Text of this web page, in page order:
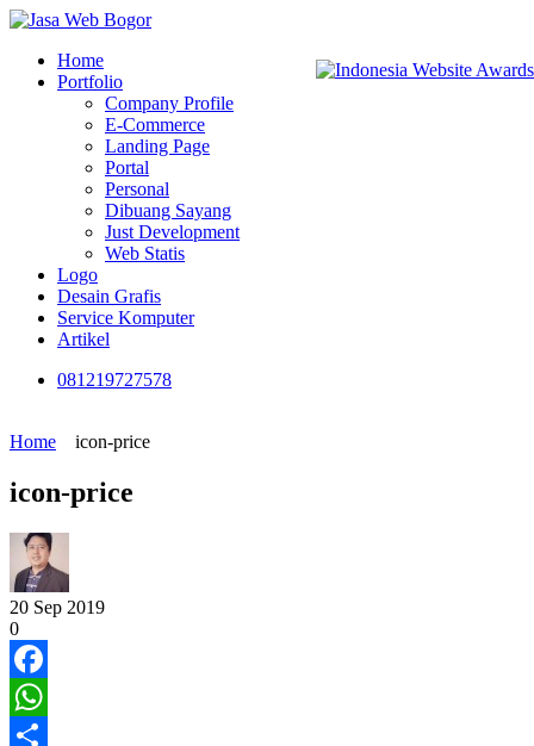
Home
Portfolio
Company Profile
E-Commerce
Landing Page
Portal
Personal
Dibuang Sayang
Just Development
Web Statis
Logo
Desain Grafis
Service Komputer
Artikel
081219727578
Home icon-price
icon-price
20 Sep 2019
0
Facebook
WhatsApp